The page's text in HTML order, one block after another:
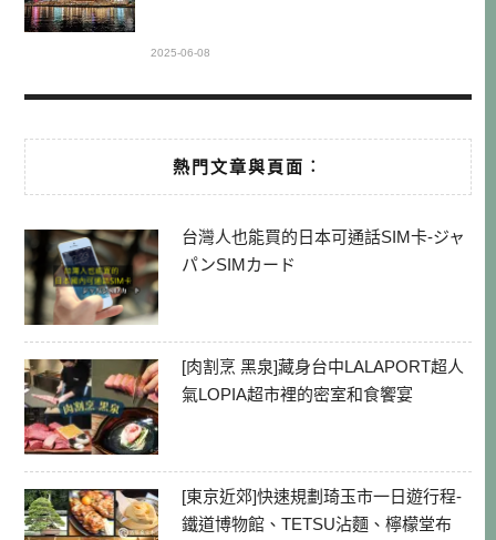
2025-06-08
熱門文章與頁面︰
台灣人也能買的日本可通話SIM卡-ジャ
パンSIMカード
[肉割烹 黑泉]藏身台中LALAPORT超人
氣LOPIA超市裡的密室和食饗宴
[東京近郊]快速規劃琦玉市一日遊行程-
鐵道博物館、TETSU沾麵、檸檬堂布